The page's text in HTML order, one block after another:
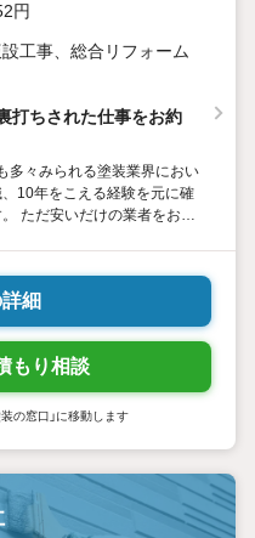
円
工事、総合リフォーム
打ちされた仕事をお約
多々みられる塗装業界におい
10年をこえる経験を元に確
ただ安いだけの業者をお探
細
もり相談
の窓口」に移動します